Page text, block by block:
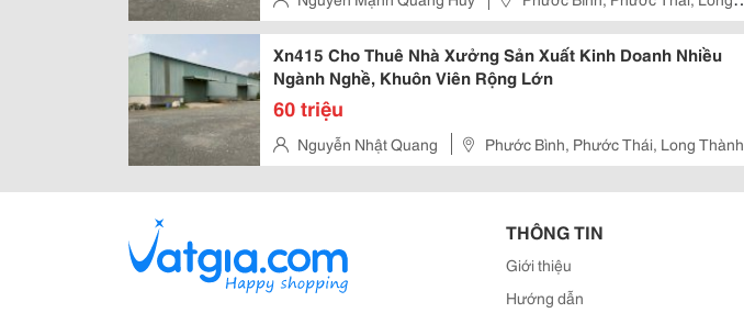
Thành
Xn415 Cho Thuê Nhà Xưởng Sản Xuất Kinh Doanh Nhiều
Ngành Nghề, Khuôn Viên Rộng Lớn
60 triệu
Nguyễn Nhật Quang Phước Bình, Phước Thái, Long Thành
THÔNG TIN
Giới thiệu
Hướng dẫn